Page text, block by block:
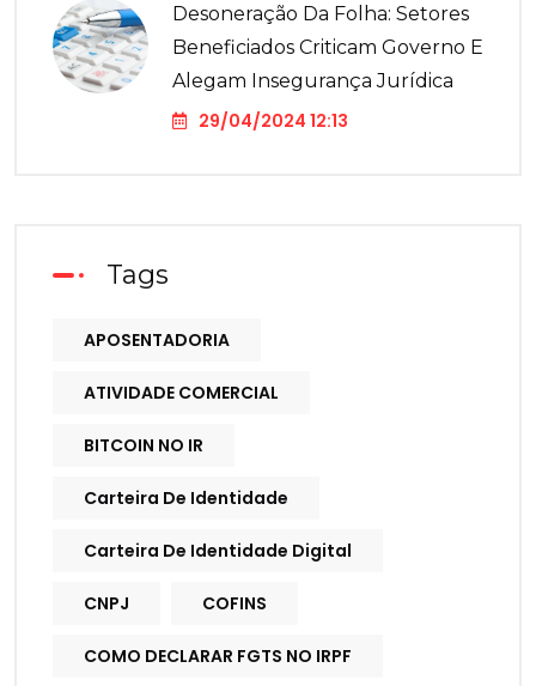
Desoneração Da Folha: Setores
Beneficiados Criticam Governo E
Alegam Insegurança Jurídica
29/04/2024 12:13
Tags
APOSENTADORIA
ATIVIDADE COMERCIAL
BITCOIN NO IR
Carteira De Identidade
Carteira De Identidade Digital
CNPJ COFINS
COMO DECLARAR FGTS NO IRPF